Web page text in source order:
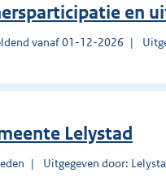
en
vanaf 01-12-2026
Lelystad
Uitgegeven door: